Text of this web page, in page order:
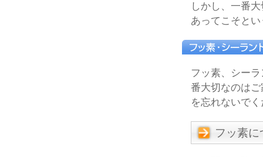
しかし、一番
あってこそと
フッ素、シー
番大切なのは
を忘れないで
フッ素に